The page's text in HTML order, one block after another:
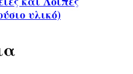
υλικό)